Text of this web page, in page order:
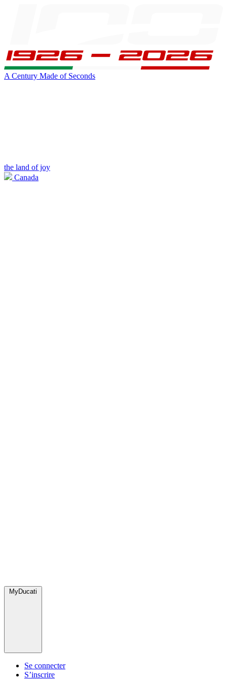
A Century Made of Seconds
the land of joy
Canada
MyDucati
Se connecter
S’inscrire